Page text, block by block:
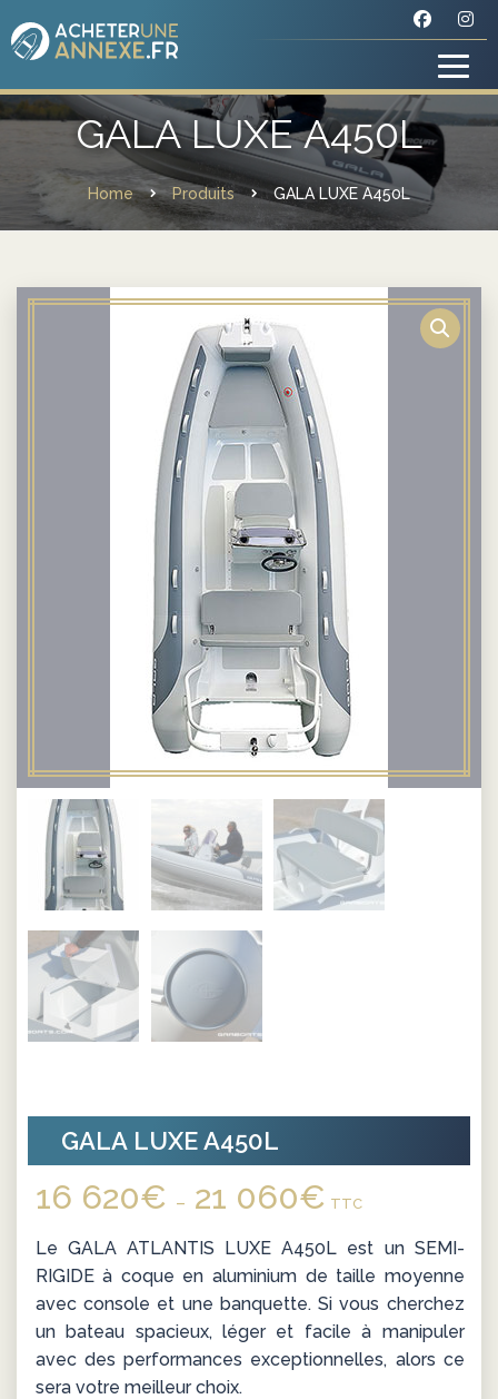
GALA LUXE A450L
Home Produits GALA LUXE A450L
GALA LUXE A450L
16 620€ – 21 060€ Plage
prix :
16
620€
à
21
TTC
Le GALA ATLANTIS LUXE A450L est un SEMI-
RIGIDE à coque en aluminium de taille moyenne
avec console et une banquette. Si vous cherchez
un bateau spacieux, léger et facile à manipuler
avec des performances exceptionnelles, alors ce
sera votre meilleur choix.